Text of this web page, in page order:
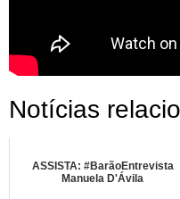
Notícias
ASSISTA: #BarãoEntrevista
Manuela D'Ávila